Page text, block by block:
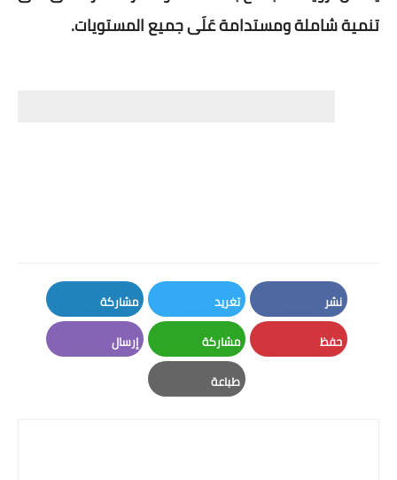
تنمية شاملة ومستدامة عَلَى جميع المستويات.
نشر
Facebook
تغريد
Twitter
مشاركة
LinkedIn
حفظ مشاركة
Whatsapp
إرسال
طباعة